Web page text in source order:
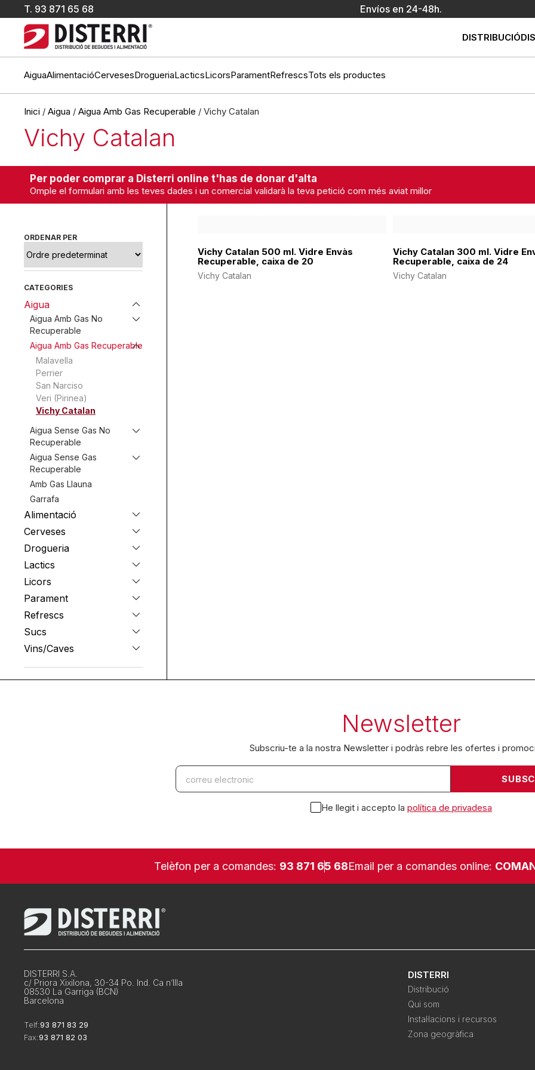
T. 93 871 65 68 Envíos en 24-48h.
DISTRIBUCIÓ
AiguaAlimentacióCervesesDrogueriaLacticsLicorsParamentRefrescsTots els productes
Inici / Aigua / Aigua Amb Gas Recuperable / Vichy Catalan
Vichy Catalan
Per poder comprar a Disterri online t'has de donar d'alta
Omple el formulari amb les teves dades i un comercial validarà la teva petició com més aviat millor
ORDENAR PER
CATEGORIES
Aigua
Aigua Amb Gas No
Recuperable
Aigua Amb Gas Recuperable
Malavella
Perrier
San Narciso
Veri (Pirinea)
Vichy Catalan
Aigua Sense Gas No
Recuperable
Aigua Sense Gas
Recuperable
Amb Gas Llauna
Garrafa
Alimentació
Cerveses
Drogueria
Lactics
Licors
Parament
Refrescs
Sucs
Vins/Caves
Vichy Catalan 500 ml. Vidre Envàs
Recuperable, caixa de 20
Vichy Catalan
Vichy Catalan 300 ml. Vidre
Recuperable, caixa de 24
Vichy Catalan
Newsletter
Subscriu-te a la nostra Newsletter i podràs rebre les ofertes i
He llegit i accepto la política de privadesa
Telèfon per a comandes: 93 871 65 68Email per a comandes online:
DISTERRI S.A.
c/ Priora Xixilona, 30-34 Po. Ind. Ca n’Illa
08530 La Garriga (BCN)
Barcelona
Telf:93 871 83 29
Fax:93 871 82 03
DISTERRI
Distribució
Qui som
Instal·lacions i recursos
Zona geogràfica